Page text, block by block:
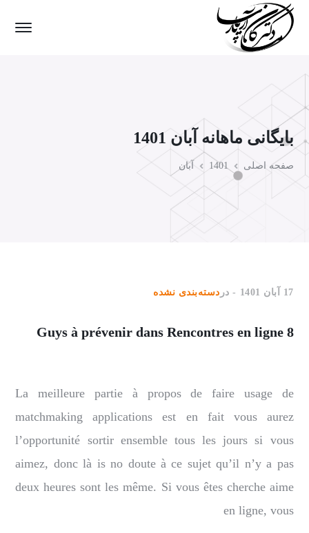
بایگانی ماهانه آبان 1401
صفحه اصلی 1401 آبان
17 آبان 1401 در دسته‌بندی نشده
8 Guys à prévenir dans Rencontres en ligne
La meilleure partie à propos de faire usage de
matchmaking applications est en fait vous aurez
l’opportunité sortir ensemble tous les jours si vous
aimez, donc là is no doute à ce sujet qu’il n’y a pas
deux heures sont les même. Si vous êtes cherche aime
en ligne, vous